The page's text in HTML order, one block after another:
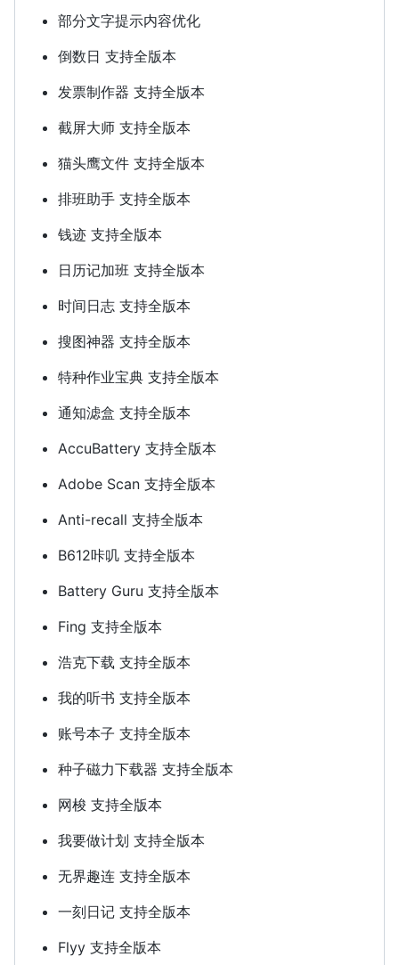
部分文字提示内容优化
倒数日 支持全版本
发票制作器 支持全版本
截屏大师 支持全版本
猫头鹰文件 支持全版本
排班助手 支持全版本
钱迹 支持全版本
日历记加班 支持全版本
时间日志 支持全版本
搜图神器 支持全版本
特种作业宝典 支持全版本
通知滤盒 支持全版本
AccuBattery 支持全版本
Adobe Scan 支持全版本
Anti-recall 支持全版本
B612咔叽 支持全版本
Battery Guru 支持全版本
Fing 支持全版本
浩克下载 支持全版本
我的听书 支持全版本
账号本子 支持全版本
种子磁力下载器 支持全版本
网梭 支持全版本
我要做计划 支持全版本
无界趣连 支持全版本
一刻日记 支持全版本
Flyy 支持全版本